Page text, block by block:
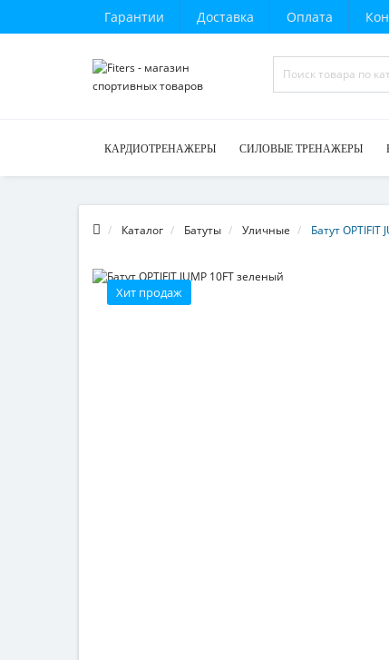
Гарантии Доставка Оплата
КАРДИОТРЕНАЖЕРЫ СИЛОВЫЕ ТРЕНАЖЕРЫ
Каталог Батуты Уличные Батут OPTIFIT
Хит продаж